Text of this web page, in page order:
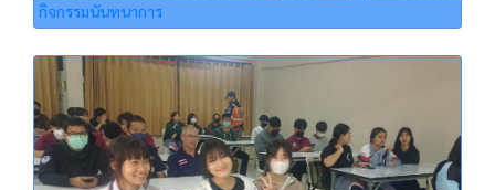
กิจกรรมนันทนาการ